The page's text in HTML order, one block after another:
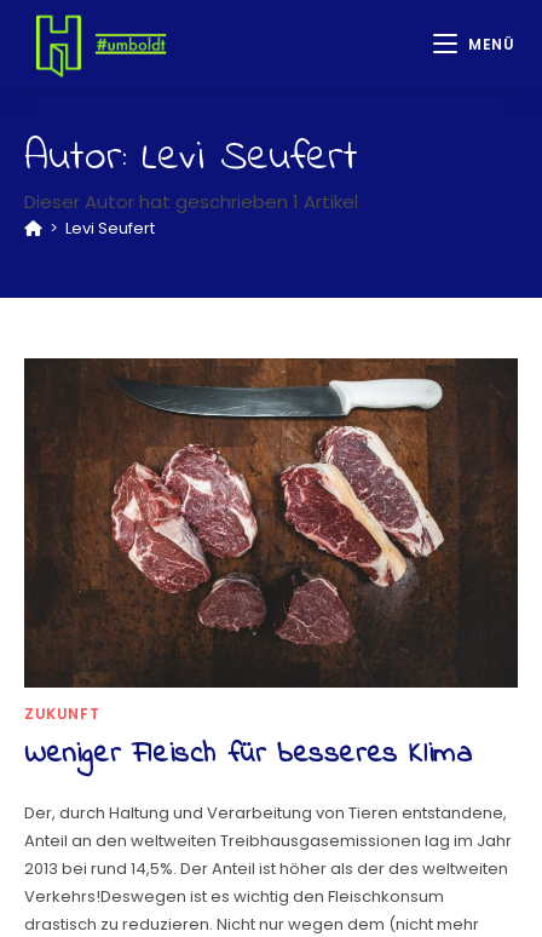
MENÜ
Autor: Levi Seufert
Dieser Autor hat geschrieben 1 Artikel
> Levi Seufert
ZUKUNFT
Weniger Fleisch für besseres Klima
Der, durch Haltung und Verarbeitung von Tieren entstandene,
Anteil an den weltweiten Treibhausgasemissionen lag im Jahr
2013 bei rund 14,5%. Der Anteil ist höher als der des weltweiten
Verkehrs!Deswegen ist es wichtig den Fleischkonsum
drastisch zu reduzieren. Nicht nur wegen dem (nicht mehr